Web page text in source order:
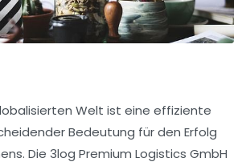
Welt ist eine effiziente
Bedeutung für den Erfolg
Die 3log Premium Logistics GmbH